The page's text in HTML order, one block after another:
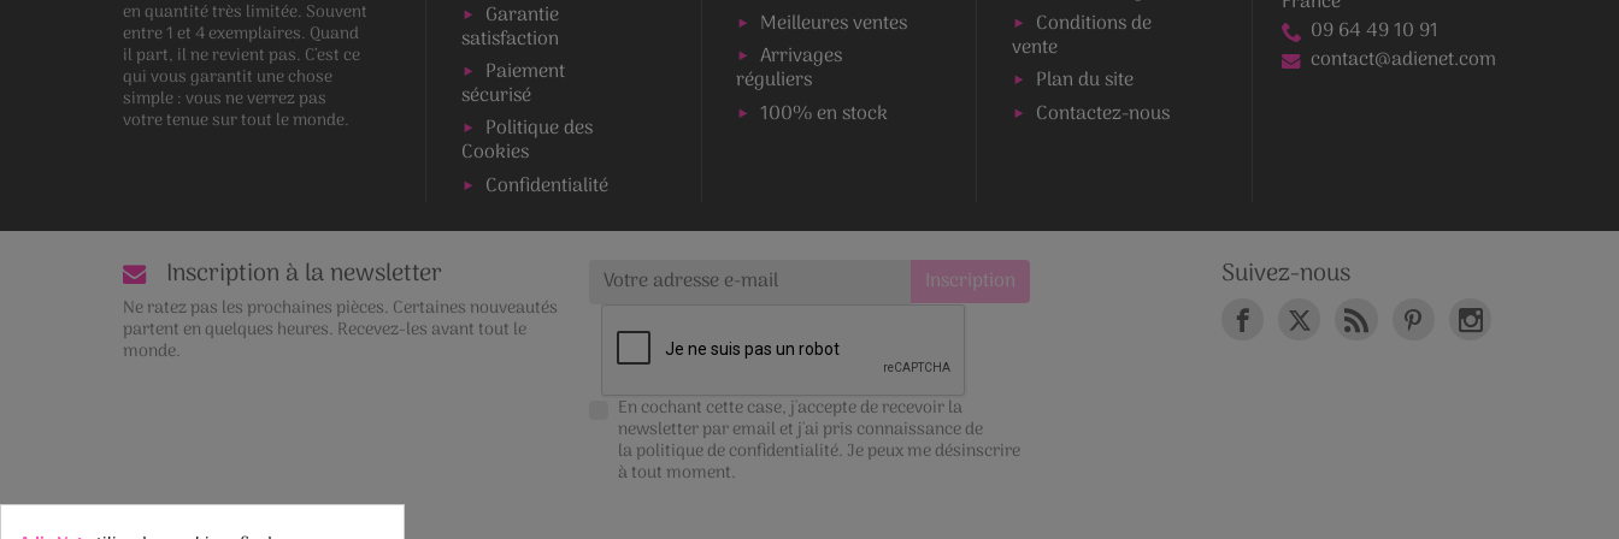
en quantité très limitée. Souvent
entre 1 et 4 exemplaires. Quand
il part, il ne revient pas. C’est ce
qui vous garantit une chose
simple : vous ne verrez pas
votre tenue sur tout le monde.
Garantie
satisfaction
Paiement
sécurisé
Politique des
Cookies
Confidentialité
Meilleures ventes
Arrivages
réguliers
100% en stock
Conditions de
vente
Plan du site
Contactez-nous
09 64 49 10 91
contact@adienet.com
Inscription à la newsletter
Ne ratez pas les prochaines pièces. Certaines nouveautés
partent en quelques heures. Recevez-les avant tout le
monde.
En cochant cette case, j'accepte de recevoir la
newsletter par email et j'ai pris connaissance de
lapolitique de confidentialité. Je peux me désinscrire
à tout moment.
Suivez-nous